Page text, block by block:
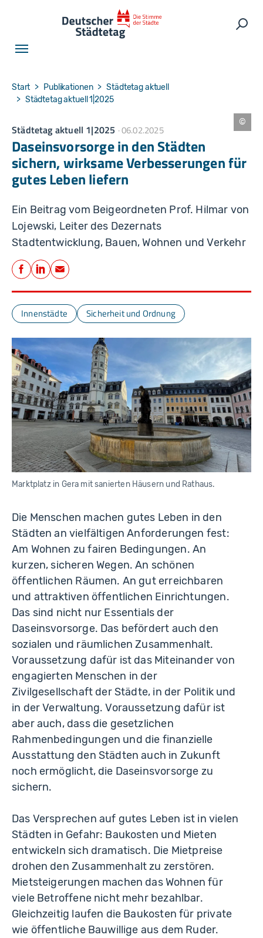
You are here:
Start Publikationen
Städtetag aktuell
Städtetag aktuell 1|2025
Städtetag aktuell 1|2025 06.02.2025
Daseinsvorsorge in den Städten
sichern, wirksame Verbesserungen für
gutes Leben liefern
Ein Beitrag vom Beigeordneten Prof. Hilmar von
Lojewski, Leiter des Dezernats
Stadtentwicklung, Bauen, Wohnen und Verkehr
Teilen
Facebook
LinkedIn
E-Mail
Innenstädte Sicherheit und Ordnung
U
c
h
n
Marktplatz in Gera mit sanierten Häusern und Rathaus.
Die Menschen machen gutes Leben in den
Städten an vielfältigen Anforderungen fest:
Am Wohnen zu fairen Bedingungen. An
kurzen, sicheren Wegen. An schönen
öffentlichen Räumen. An gut erreichbaren
und attraktiven öffentlichen Einrichtungen.
Das sind nicht nur Essentials der
Daseinsvorsorge. Das befördert auch den
sozialen und räumlichen Zusammenhalt.
Voraussetzung dafür ist das Miteinander von
engagierten Menschen in der
Zivilgesellschaft der Städte, in der Politik und
in der Verwaltung. Voraussetzung dafür ist
aber auch, dass die gesetzlichen
Rahmenbedingungen und die finanzielle
Ausstattung den Städten auch in Zukunft
noch ermöglicht, die Daseinsvorsorge zu
sichern.
Das Versprechen auf gutes Leben ist in vielen
Städten in Gefahr: Baukosten und Mieten
entwickeln sich dramatisch. Die Mietpreise
drohen den Zusammenhalt zu zerstören.
Mietsteigerungen machen das Wohnen für
viele Betroffene nicht mehr bezahlbar.
Gleichzeitig laufen die Baukosten für private
wie öffentliche Bauwillige aus dem Ruder.